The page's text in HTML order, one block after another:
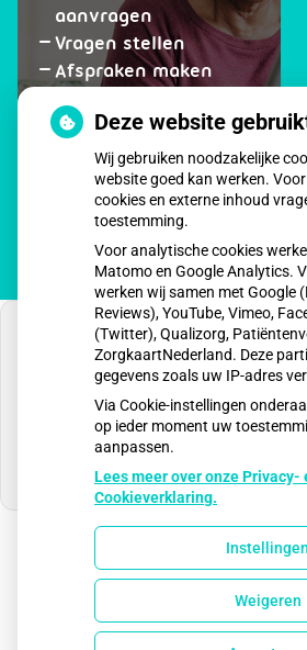
aanvragen
Vragen stellen
Afspraken maken
Medisch
Centrum
Ubachsberg
U heeft geen toestemming
externe inhoud die nodig is
Cookie-instellingen
Uw Zorg Online
Cookie-
Deze website
Wij gebruiken noodzakelijke
website goed kan werken.
cookies en externe inhoud
toestemming.
Voor analytische cookies
Matomo en Google Analytics.
werken wij samen met Google
Reviews), YouTube, Vimeo,
(Twitter), Qualizorg,
ZorgkaartNederland. Deze
gegevens zoals uw IP-adres
Via Cookie-instellingen
op ieder moment uw
aanpassen.
Lees meer over onze Privacy-
Cookieverklaring.
Instellingen
Weigeren